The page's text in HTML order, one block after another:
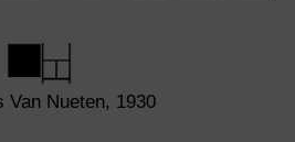
Van Nueten, 1930